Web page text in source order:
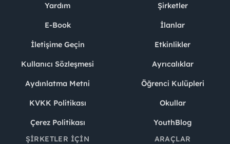
Yardım
E-Book
İletişime Geçin
Kullanıcı Sözleşmesi
Aydınlatma Metni
KVKK Politikası
Çerez Politikası
Şirketler
İlanlar
Etkinlikler
Ayrıcalıklar
Öğrenci Kulüpleri
Okullar
YouthBlog
ŞIRKETLER İÇIN
ARAÇLAR